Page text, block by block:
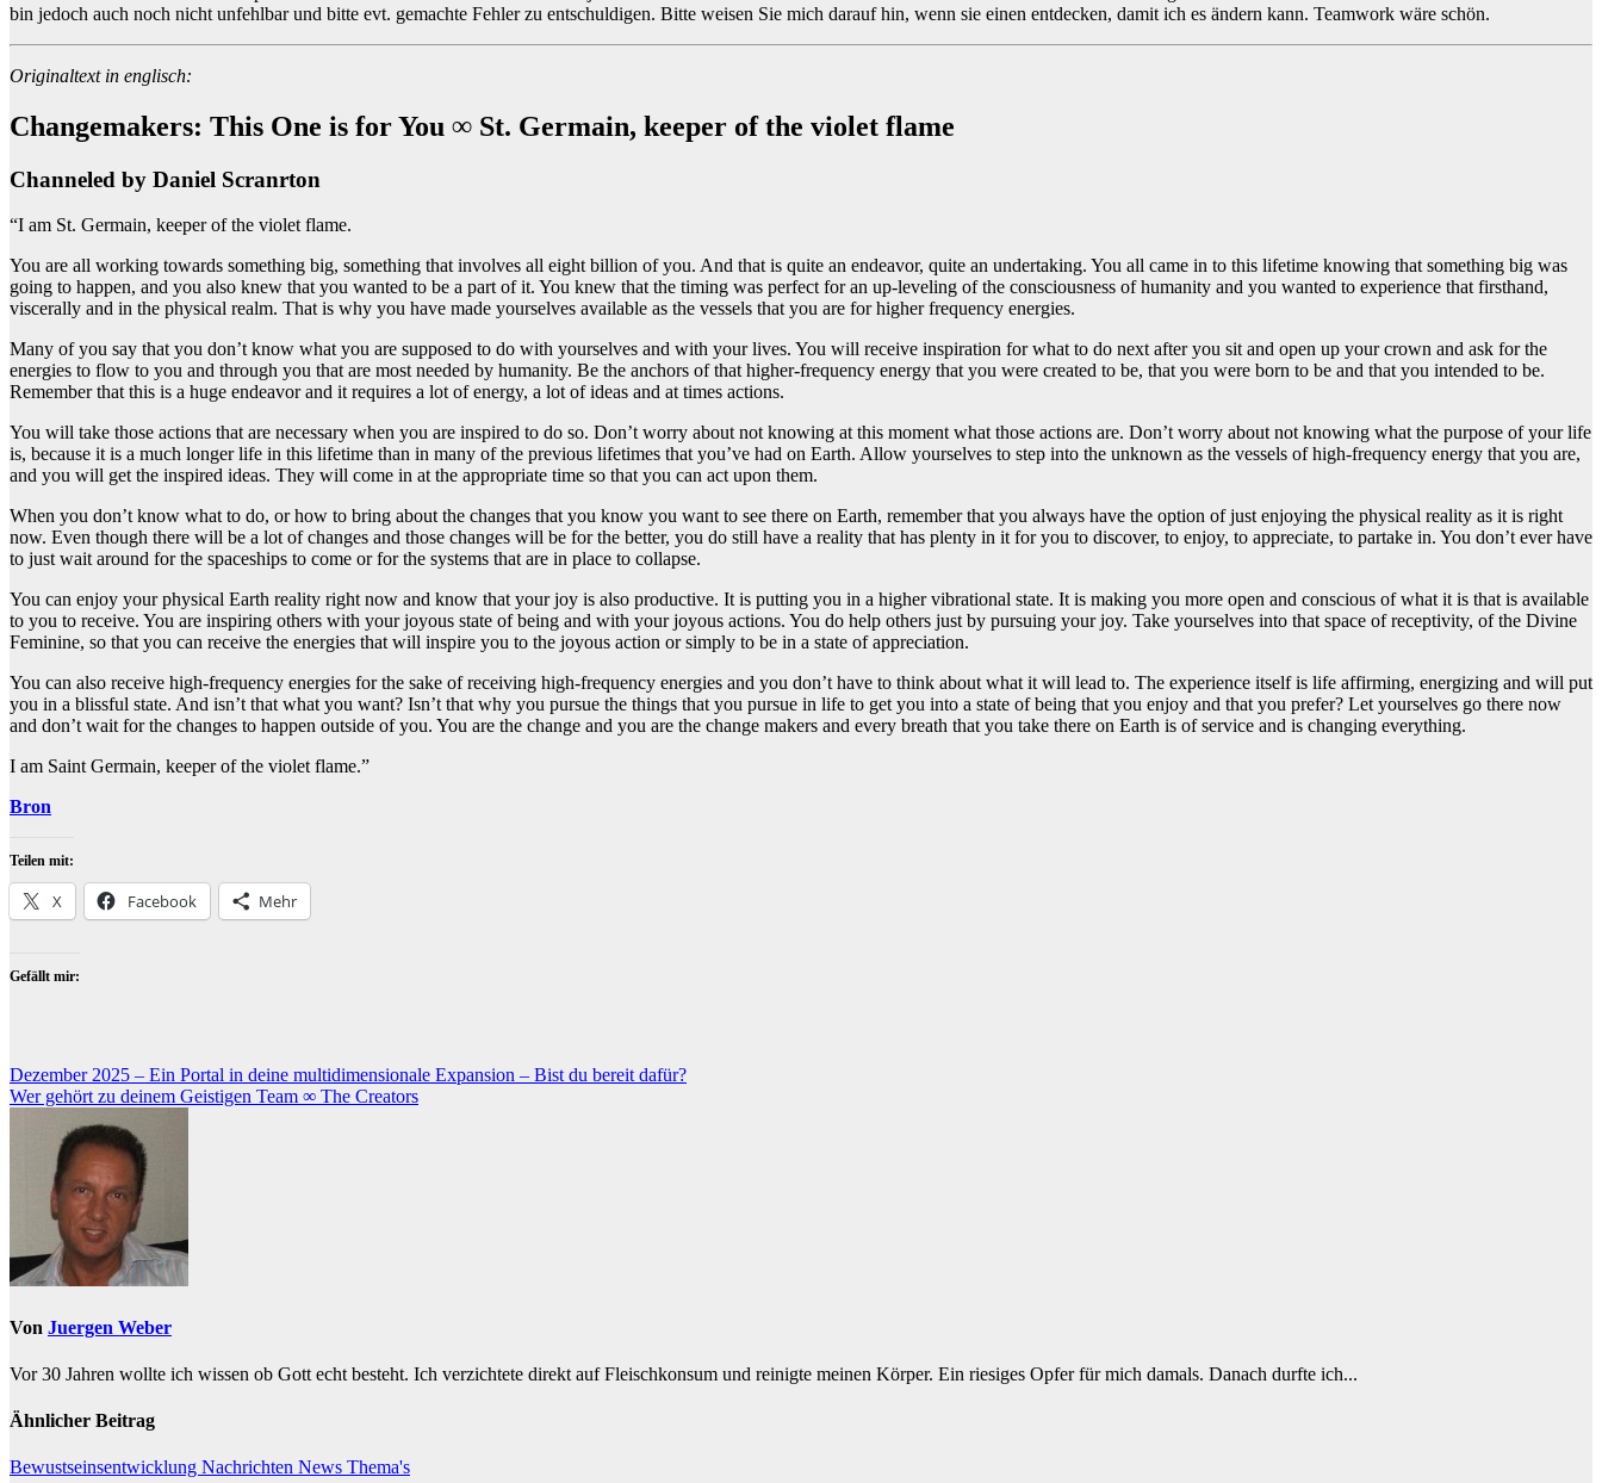
bin jedoch auch noch nicht unfehlbar und bitte evt. gemachte Fehler zu entschuldigen. Bitte weisen Sie mich darauf hin, wenn sie einen entdecken, damit ich es ändern kann. Teamwork wäre schön.
Originaltext in englisch:
Changemakers: This One is for You ∞ St. Germain, keeper of the violet flame
Channeled by Daniel Scranrton
“I am St. Germain, keeper of the violet flame.
You are all working towards something big, something that involves all eight billion of you. And that is quite an endeavor, quite an undertaking. You all came in to this lifetime knowing that something big was
going to happen, and you also knew that you wanted to be a part of it. You knew that the timing was perfect for an up-leveling of the consciousness of humanity and you wanted to experience that firsthand,
viscerally and in the physical realm. That is why you have made yourselves available as the vessels that you are for higher frequency energies.
Many of you say that you don’t know what you are supposed to do with yourselves and with your lives. You will receive inspiration for what to do next after you sit and open up your crown and ask for the
energies to flow to you and through you that are most needed by humanity. Be the anchors of that higher-frequency energy that you were created to be, that you were born to be and that you intended to be.
Remember that this is a huge endeavor and it requires a lot of energy, a lot of ideas and at times actions.
You will take those actions that are necessary when you are inspired to do so. Don’t worry about not knowing at this moment what those actions are. Don’t worry about not knowing what the purpose of your life
is, because it is a much longer life in this lifetime than in many of the previous lifetimes that you’ve had on Earth. Allow yourselves to step into the unknown as the vessels of high-frequency energy that you are,
and you will get the inspired ideas. They will come in at the appropriate time so that you can act upon them.
When you don’t know what to do, or how to bring about the changes that you know you want to see there on Earth, remember that you always have the option of just enjoying the physical reality as it is right
now. Even though there will be a lot of changes and those changes will be for the better, you do still have a reality that has plenty in it for you to discover, to enjoy, to appreciate, to partake in. You don’t ever have
to just wait around for the spaceships to come or for the systems that are in place to collapse.
You can enjoy your physical Earth reality right now and know that your joy is also productive. It is putting you in a higher vibrational state. It is making you more open and conscious of what it is that is available
to you to receive. You are inspiring others with your joyous state of being and with your joyous actions. You do help others just by pursuing your joy. Take yourselves into that space of receptivity, of the Divine
Feminine, so that you can receive the energies that will inspire you to the joyous action or simply to be in a state of appreciation.
You can also receive high-frequency energies for the sake of receiving high-frequency energies and you don’t have to think about what it will lead to. The experience itself is life affirming, energizing and will put
you in a blissful state. And isn’t that what you want? Isn’t that why you pursue the things that you pursue in life to get you into a state of being that you enjoy and that you prefer? Let yourselves go there now
and don’t wait for the changes to happen outside of you. You are the change and you are the change makers and every breath that you take there on Earth is of service and is changing everything.
I am Saint Germain, keeper of the violet flame.”
Bron
Teilen mit:
X Facebook Mehr
Gefällt mir:
Beitragsnavigation
Dezember 2025 – Ein Portal in deine multidimensionale Expansion – Bist du bereit dafür?
Wer gehört zu deinem Geistigen Team ∞ The Creators
Von Juergen Weber
Vor 30 Jahren wollte ich wissen ob Gott echt besteht. Ich verzichtete direkt auf Fleischkonsum und reinigte meinen Körper. Ein riesiges Opfer für mich damals. Danach durfte ich...
Ähnlicher Beitrag
Bewustseinsentwicklung Nachrichten News Thema's